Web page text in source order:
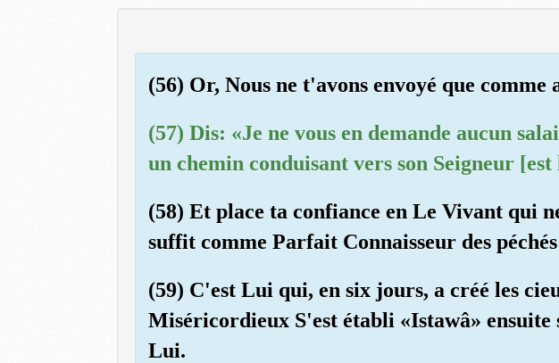
(56) Or, Nous ne t'avons envoyé que
(57) Dis: «Je ne vous en demande aucun
un chemin conduisant vers son Seigneur
(58) Et place ta confiance en Le Vivant qui
suffit comme Parfait Connaisseur des
(59) C'est Lui qui, en six jours, a créé les
Miséricordieux S'est établi «Istawâ»
Lui.